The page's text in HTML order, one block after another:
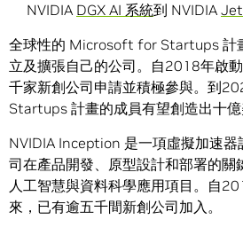
NVIDIA DGX AI 系統到 NVIDIA
全球性的 Microsoft for Startups 計
立及擴張自己的公司。自2018年啟
千家新創公司申請並積極參與。到
Startups 計畫的成員有望創造出十億
NVIDIA Inception 是一項虛擬加速
司在產品開發、原型設計和部署的關
人工智慧與資料科學應用項目。自
來，已有逾五千間新創公司加入。